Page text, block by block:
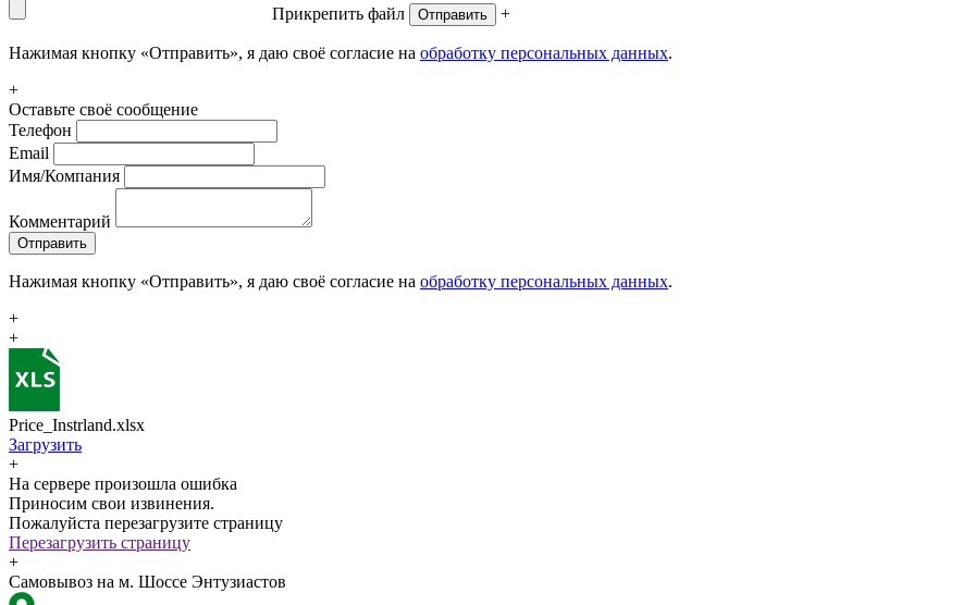
Прикрепить файл
Отправить +
Нажимая кнопку «Отправить», я даю своё согласие на обработку персональных данных.
+
Оставьте своё сообщение
Телефон
Email
Имя/Компания
Комментарий
Отправить
Нажимая кнопку «Отправить», я даю своё согласие на обработку персональных данных.
+
+
Price_Instrland.xlsx
Загрузить
+
На сервере произошла ошибка
Приносим свои извинения.
Пожалуйста перезагрузите страницу
Перезагрузить страницу
+
Самовывоз на м. Шоссе Энтузиастов